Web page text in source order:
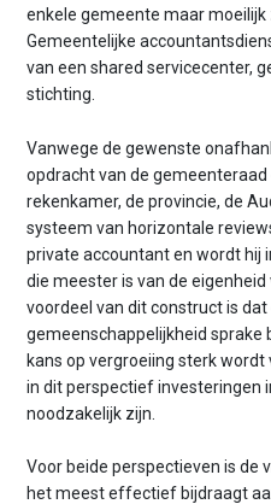
enkele gemeente maar
Gemeentelijke
van een shared servicecenter,
stichting.
Vanwege de gewenste
opdracht van de
rekenkamer, de provincie, de
systeem van horizontale
private accountant en wordt hij
die meester is van de
voordeel van dit construct is
gemeenschappelijkheid sprake
kans op vergroeiing sterk
in dit perspectief investeringen
noodzakelijk zijn.
Voor beide perspectieven is de
het meest effectief bijdraagt